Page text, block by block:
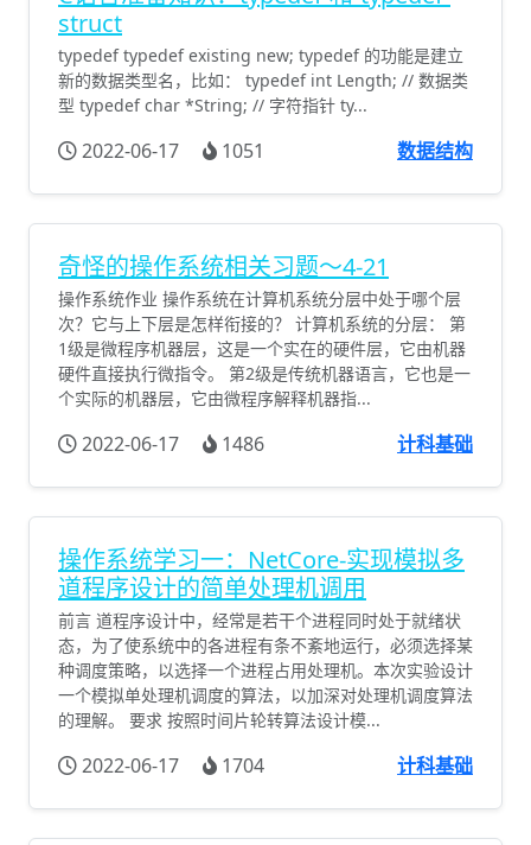
struct
typedef typedef existing new; typedef 的功能是建立
新的数据类型名，比如： typedef int Length; // 数据类
型 typedef char *String; // 字符指针 ty...
2022-06-17 1051 数据结构
奇怪的操作系统相关习题～4-21
操作系统作业 操作系统在计算机系统分层中处于哪个层
次？它与上下层是怎样衔接的？ 计算机系统的分层： 第
1级是微程序机器层，这是一个实在的硬件层，它由机器
硬件直接执行微指令。 第2级是传统机器语言，它也是一
个实际的机器层，它由微程序解释机器指...
2022-06-17 1486 计科基础
操作系统学习一：NetCore-实现模拟多
道程序设计的简单处理机调用
前言 道程序设计中，经常是若干个进程同时处于就绪状
态，为了使系统中的各进程有条不紊地运行，必须选择某
种调度策略，以选择一个进程占用处理机。本次实验设计
一个模拟单处理机调度的算法，以加深对处理机调度算法
的理解。 要求 按照时间片轮转算法设计模...
2022-06-17 1704 计科基础